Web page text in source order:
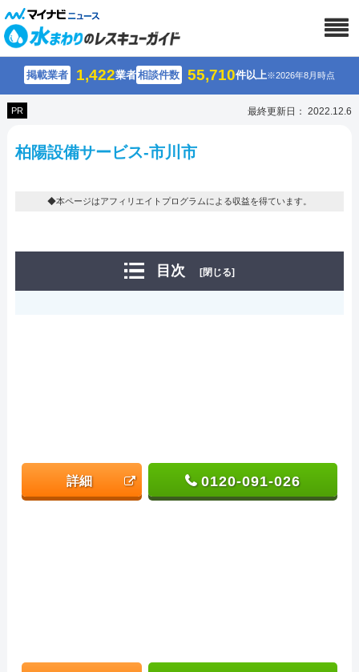
掲載業者 1,422業者相談件数 55,710件以上※2026年8月時点
PR 最終更新日： 2022.12.6
柏陽設備サービス-市川市
◆本ページはアフィリエイトプログラムによる収益を得ています。
目次 [閉じる]
詳細 0120-091-026